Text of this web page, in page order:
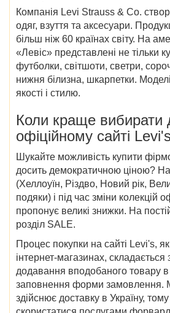
Компанія Levi Strauss & Co.
одяг, взуття та аксесуари.
більш ніж 60 країнах світу. На
«Левіс» представлені не тільки
футболки, світшоти, светри,
нижня білизна, шкарпетки.
якості і стилю.
Коли краще вибирати
офіційному сайті Levi's
Шукайте можливість купити
досить демократичною ціною?
(Хеллоуїн, Різдво, Новий рік,
подяки) і під час зміни колекцій
пропонує великі знижки. На
розділ SALE.
Процес покупки на сайті Levi's,
інтернет-магазинах, складається
додавання вподобаного товару в
заповнення форми замовлення.
здійснює доставку в Україну,